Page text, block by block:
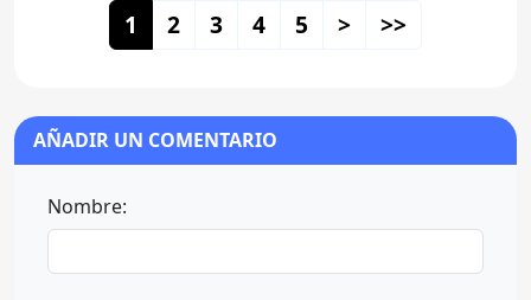
1 2 3 4 5 > >>
AÑADIR UN COMENTARIO
Nombre: